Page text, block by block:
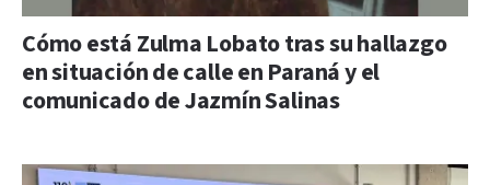
Cómo está Zulma Lobato tras su hallazgo
en situación de calle en Paraná y el
comunicado de Jazmín Salinas